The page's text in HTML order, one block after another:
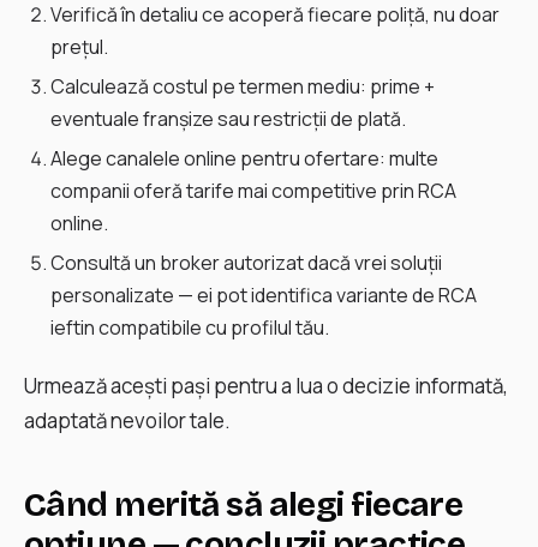
Verifică în detaliu ce acoperă fiecare poliță, nu doar
prețul.
Calculează costul pe termen mediu: prime +
eventuale franșize sau restricții de plată.
Alege canalele online pentru ofertare: multe
companii oferă tarife mai competitive prin RCA
online.
Consultă un broker autorizat dacă vrei soluții
personalizate — ei pot identifica variante de RCA
ieftin compatibile cu profilul tău.
Urmează acești pași pentru a lua o decizie informată,
adaptată nevoilor tale.
Când merită să alegi fiecare